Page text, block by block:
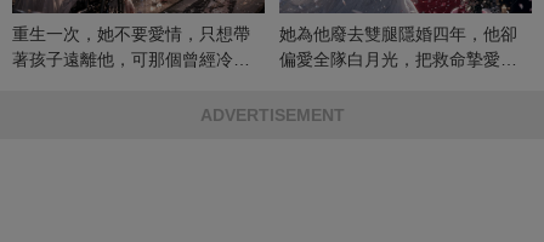
重生一次，她不要愛情，只想帶
著孩子遠離他，可那個曾經冷漠
她為他廢去雙腿隱婚四年，他卻
偏愛全隊白月光，把救命摯愛當
ADVERTISEMENT